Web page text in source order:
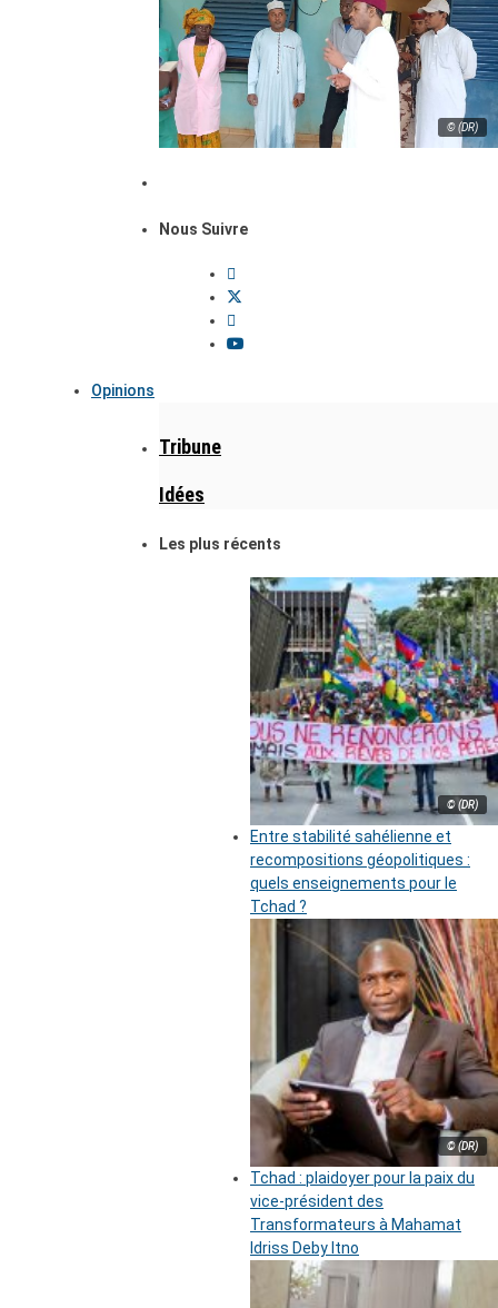
© (DR)
Nous Suivre
Opinions
Tribune
Idées
Les plus récents
© (DR)
Entre stabilité sahélienne et
recompositions géopolitiques :
quels enseignements pour le
Tchad ?
© (DR)
Tchad : plaidoyer pour la paix du
vice-président des
Transformateurs à Mahamat
Idriss Deby Itno